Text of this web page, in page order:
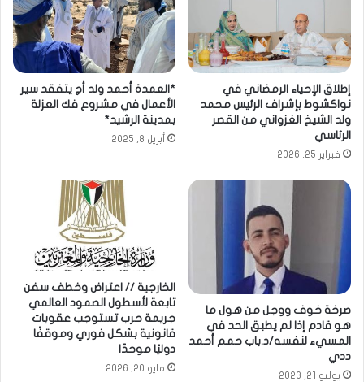
إطلاق الإحياء الرمضاني في
نواكشوط بإشراف الرئيس محمد
ولد الشيخ الغزواني من القصر
الرئاسي
فبراير 25, 2026
*العمدة أحمد ولد أج يتفقد سير
الأعمال في مشروع فك العزلة
بمدينة الرشيد*
أبريل 8, 2025
صرخة خوف ووجل من هول ما
هو قادم إذا لم يطبق الحد في
المسيء لنفسه/د.باب حمم أحمد
ددي
يوليو 21, 2023
الخارجية // اعتراض وخطف سفن
تابعة لأسطول الصمود العالمي
جريمة حرب تستوجب عقوبات
قانونية بشكل فوري وموقفًا
دوليًا موحدًا
مايو 20, 2026